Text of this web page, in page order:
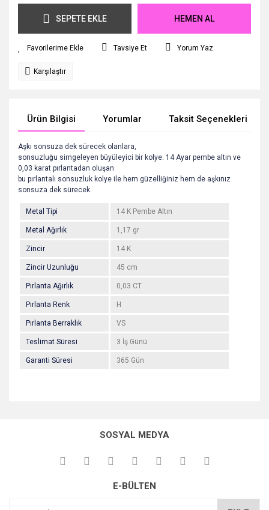
SEPETE EKLE HEMEN AL
Tavsiye Et Yorum Yaz
Karşılaştır
Ürün Bilgisi Yorumlar Taksit Seçenekleri
Aşkı sonsuza dek sürecek olanlara,
sonsuzluğu simgeleyen büyüleyici bir kolye. 14 Ayar pembe altın ve
0,03 karat pırlantadan oluşan
bu pırlantalı sonsuzluk kolye ile hem güzelliğiniz hem de aşkınız
sonsuza dek sürecek.
Metal Tipi 14 K Pembe Altın
Metal Ağırlık 1,17 gr
Zincir 14 K
Zincir Uzunluğu 45 cm
Pırlanta Ağırlık 0,03 CT
Pırlanta Renk H
Pırlanta Berraklık VS
Teslimat Süresi 3 İş Günü
Garanti Süresi 365 Gün
kullanarak tarafımıza iletebilirsiniz.
Görüş ve önerileriniz için teşekkür ederiz.
Ürün açıklamasında eksik bilgiler bulunuyor.
SOSYAL MEDYA
E-BÜLTEN